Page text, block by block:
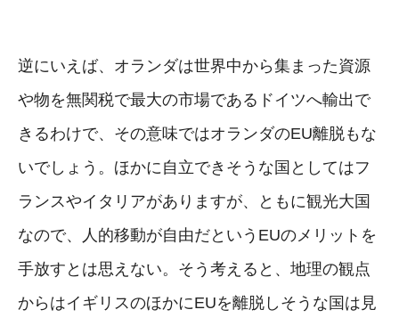
逆にいえば、オランダは世界中から集まった資源
や物を無関税で最大の市場であるドイツへ輸出で
きるわけで、その意味ではオランダのEU離脱もな
いでしょう。ほかに自立できそうな国としてはフ
ランスやイタリアがありますが、ともに観光大国
なので、人的移動が自由だというEUのメリットを
手放すとは思えない。そう考えると、地理の観点
からはイギリスのほかにEUを離脱しそうな国は見